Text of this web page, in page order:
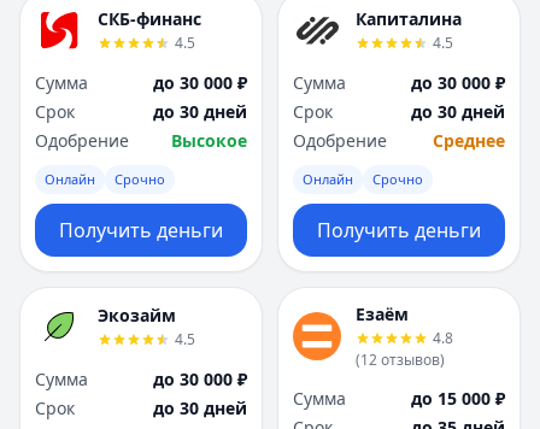
СКБ-финанс
4.5
Сумма
до 30 000 ₽
Срок
до 30 дней
Одобрение
Высокое
Онлайн Срочно
Получить деньги
Капиталина
4.5
Сумма
до 30 000 ₽
Срок
до 30 дней
Одобрение
Среднее
Онлайн Срочно
Получить деньги
Экозайм
4.5
Сумма
до 30 000 ₽
Срок
до 30 дней
Езаём
4.8
(12отзывов)
Сумма
до 15 000 ₽